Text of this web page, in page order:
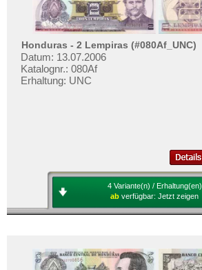
Honduras - 2 Lempiras (#080Af_UNC)
Datum: 13.07.2006
Katalognr.: 080Af
Erhaltung: UNC
4 Variante(n) / Erhaltung(en)
ab verfügbar: Jetzt zeigen